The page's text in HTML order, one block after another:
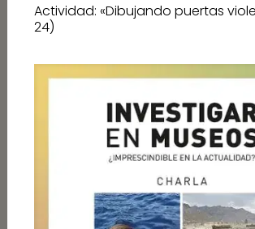
Actividad: «Dibujando puertas
24)